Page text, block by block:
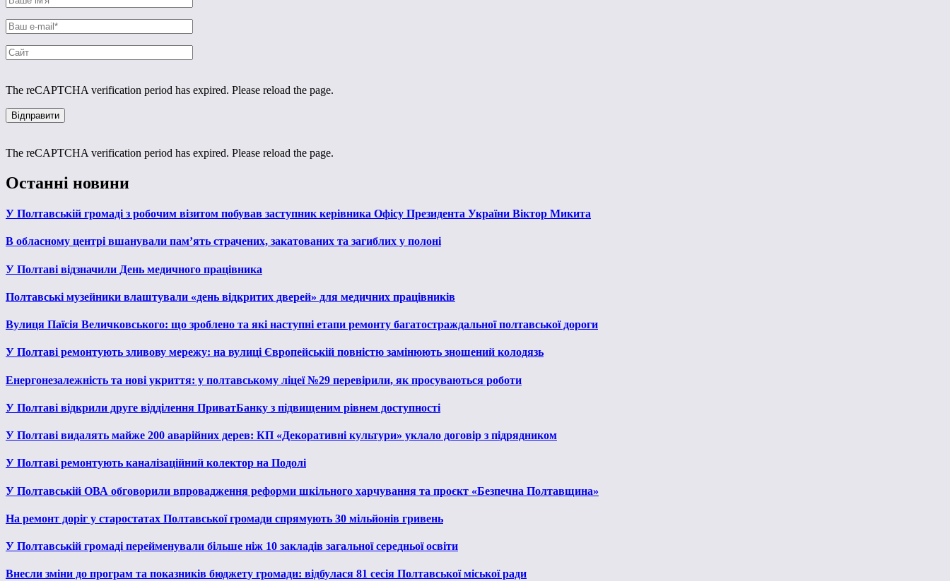
The reCAPTCHA verification period has expired. Please reload the page.
The reCAPTCHA verification period has expired. Please reload the page.
Останні новини
У Полтавській громаді з робочим візитом побував заступник керівника Офісу Президента України Віктор Микита
В обласному центрі вшанували пам’ять страчених, закатованих та загиблих у полоні
У Полтаві відзначили День медичного працівника
Полтавські музейники влаштували «день відкритих дверей» для медичних працівників
Вулиця Паїсія Величковського: що зроблено та які наступні етапи ремонту багатостраждальної полтавської дороги
У Полтаві ремонтують зливову мережу: на вулиці Європейській повністю замінюють зношений колодязь
Енергонезалежність та нові укриття: у полтавському ліцеї №29 перевірили, як просуваються роботи
У Полтаві відкрили друге відділення ПриватБанку з підвищеним рівнем доступності
У Полтаві видалять майже 200 аварійних дерев: КП «Декоративні культури» уклало договір з підрядником
У Полтаві ремонтують каналізаційний колектор на Подолі
У Полтавській ОВА обговорили впровадження реформи шкільного харчування та проєкт «Безпечна Полтавщина»
На ремонт доріг у старостатах Полтавської громади спрямують 30 мільйонів гривень
У Полтавській громаді перейменували більше ніж 10 закладів загальної середньої освіти
Внесли зміни до програм та показників бюджету громади: відбулася 81 сесія Полтавської міської ради